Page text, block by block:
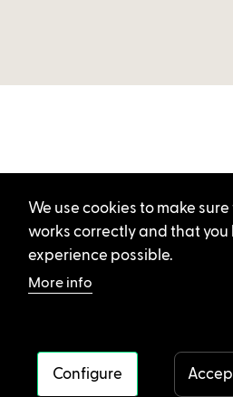
We use cookies to make
works correctly and that you
experience possible.
More info
Configure